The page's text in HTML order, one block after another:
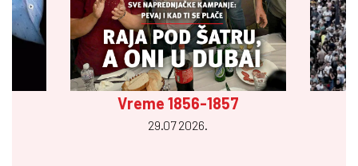
Vreme 1856-1857
29.07 2026.